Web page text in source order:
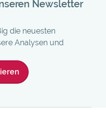
Newsletter
die neuesten
Analysen und